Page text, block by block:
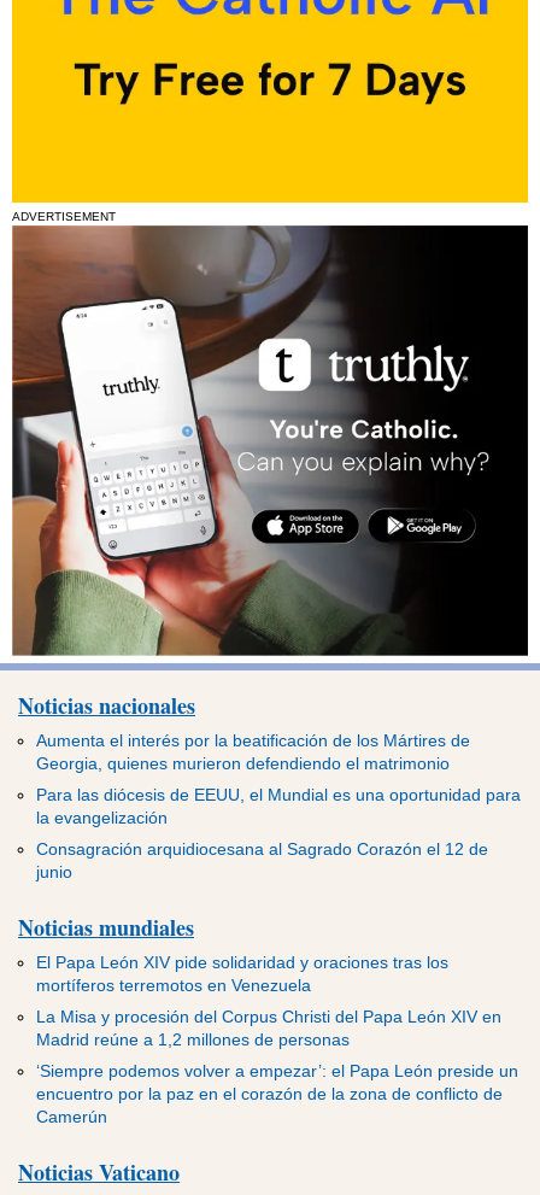
ADVERTISEMENT
Noticias nacionales
Aumenta el interés por la beatificación de los Mártires de
Georgia, quienes murieron defendiendo el matrimonio
Para las diócesis de EEUU, el Mundial es una oportunidad para
la evangelización
Consagración arquidiocesana al Sagrado Corazón el 12 de
junio
Noticias mundiales
El Papa León XIV pide solidaridad y oraciones tras los
mortíferos terremotos en Venezuela
La Misa y procesión del Corpus Christi del Papa León XIV en
Madrid reúne a 1,2 millones de personas
‘Siempre podemos volver a empezar’: el Papa León preside un
encuentro por la paz en el corazón de la zona de conflicto de
Camerún
Noticias Vaticano